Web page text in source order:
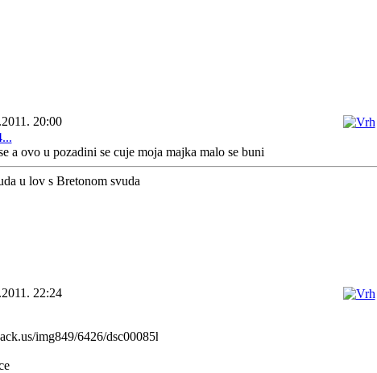
20:00
a ovo u pozadini se cuje moja majka malo se buni
u lov s Bretonom svuda
22:24